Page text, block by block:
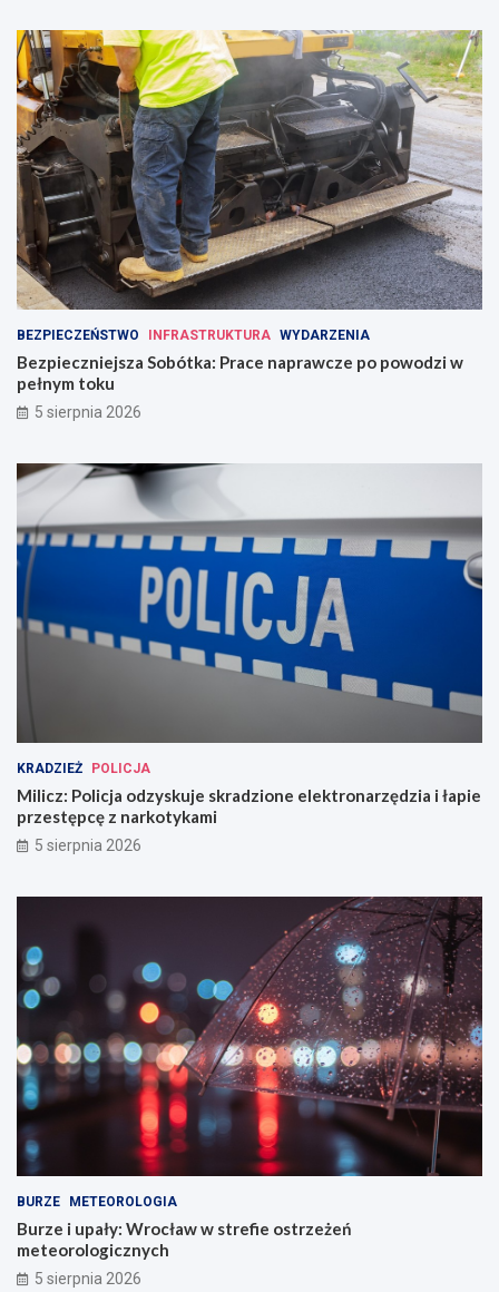
BEZPIECZEŃSTWO INFRASTRUKTURA WYDARZENIA
Bezpieczniejsza Sobótka: Prace naprawcze po powodzi w
pełnym toku
5 sierpnia 2026
KRADZIEŻ POLICJA
Milicz: Policja odzyskuje skradzione elektronarzędzia i łapie
przestępcę z narkotykami
5 sierpnia 2026
BURZE METEOROLOGIA
Burze i upały: Wrocław w strefie ostrzeżeń
meteorologicznych
5 sierpnia 2026